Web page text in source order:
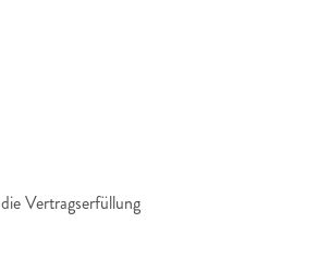
Vertragserfüllung